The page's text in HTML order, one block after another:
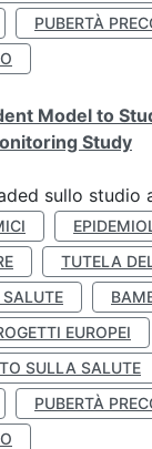
PUBERTÀ
Model to
Study
sullo
TUTELA
EUROPEI
SULLA SALUTE
PUBERTÀ